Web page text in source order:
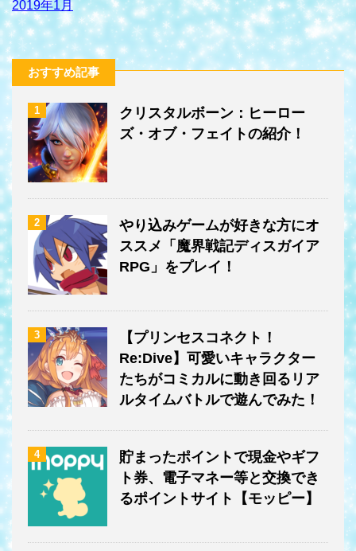
2019年1月
おすすめ記事
1
クリスタルボーン：ヒーロー
ズ・オブ・フェイトの紹介！
2
やり込みゲームが好きな方にオ
ススメ「魔界戦記ディスガイア
RPG」をプレイ！
3
【プリンセスコネクト！
Re:Dive】可愛いキャラクター
たちがコミカルに動き回るリア
ルタイムバトルで遊んでみた！
4
貯まったポイントで現金やギフ
ト券、電子マネー等と交換でき
るポイントサイト【モッピー】